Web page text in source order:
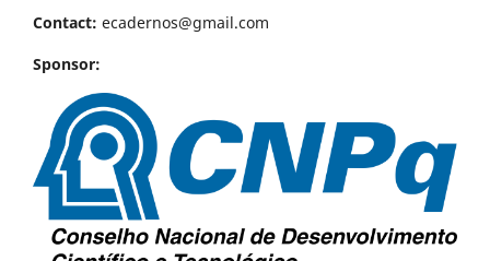
Contact: ecadernos@gmail.com
Sponsor: